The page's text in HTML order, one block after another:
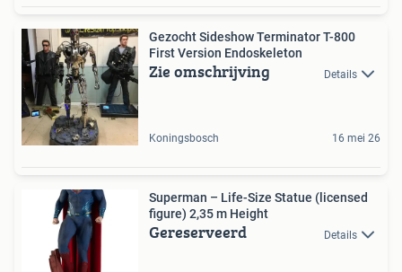
Gezocht Sideshow Terminator T-800
First Version Endoskeleton
Zie omschrijving Details
Koningsbosch 16 mei 26
Superman – Life-Size Statue (licensed
figure) 2,35 m Height
Gereserveerd Details